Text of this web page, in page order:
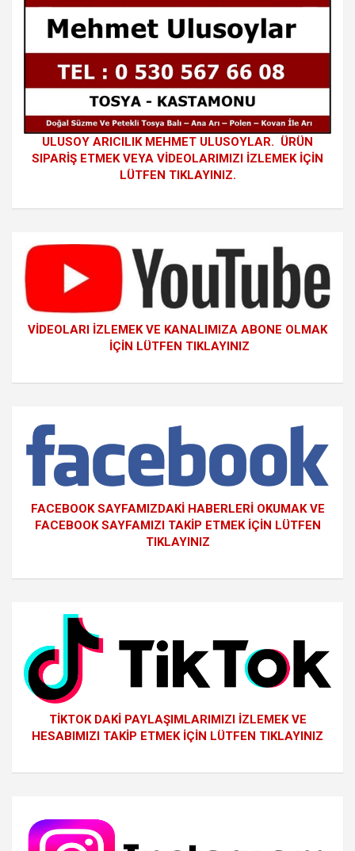
ULUSOY ARICILIK MEHMET ULUSOYLAR. ÜRÜN
SIPARİŞ ETMEK VEYA VİDEOLARIMIZI İZLEMEK İÇİN
LÜTFEN TIKLAYINIZ.
VİDEOLARI İZLEMEK VE KANALIMIZA ABONE OLMAK
İÇİN LÜTFEN TIKLAYINIZ
FACEBOOK SAYFAMIZDAKİ HABERLERİ OKUMAK VE
FACEBOOK SAYFAMIZI TAKİP ETMEK İÇİN LÜTFEN
TIKLAYINIZ
TİKTOK DAKİ PAYLAŞIMLARIMIZI İZLEMEK VE
HESABIMIZI TAKİP ETMEK İÇİN LÜTFEN TIKLAYINIZ